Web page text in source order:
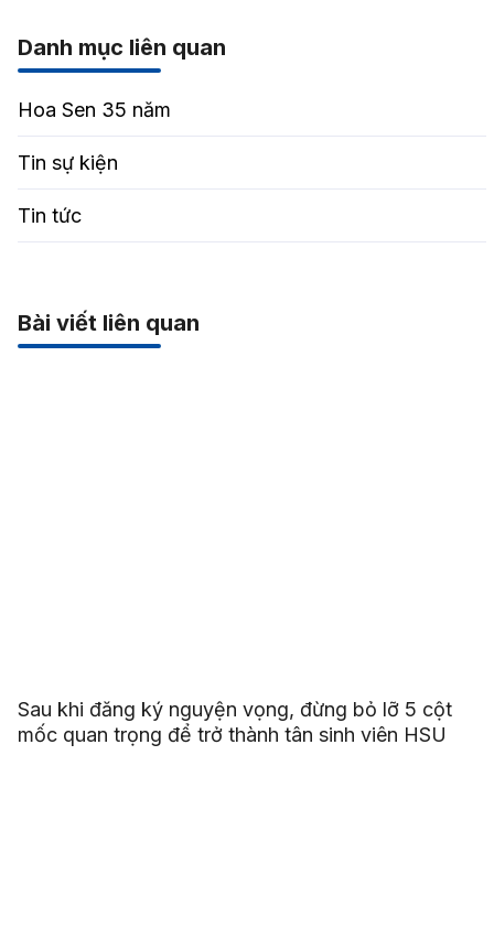
Danh mục liên quan
Hoa Sen 35 năm
Tin sự kiện
Tin tức
Bài viết liên quan
Sau khi đăng ký nguyện vọng, đừng bỏ lỡ 5 cột
mốc quan trọng để trở thành tân sinh viên HSU